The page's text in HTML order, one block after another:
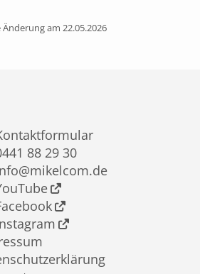
Änderung am 22.05.2026
88 29 30